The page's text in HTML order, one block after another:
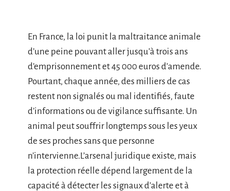
En France, la loi punit la maltraitance animale
d’une peine pouvant aller jusqu’à trois ans
d’emprisonnement et 45 000 euros d’amende.
Pourtant, chaque année, des milliers de cas
restent non signalés ou mal identifiés, faute
d’informations ou de vigilance suffisante. Un
animal peut souffrir longtemps sous les yeux
de ses proches sans que personne
n’intervienne.L’arsenal juridique existe, mais
la protection réelle dépend largement de la
capacité à détecter les signaux d’alerte et à